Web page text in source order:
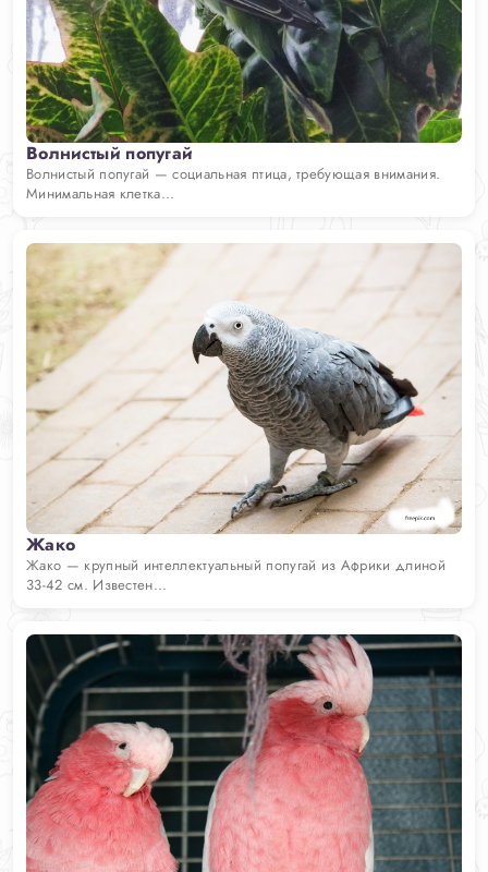
Волнистый попугай
Волнистый попугай — социальная птица, требующая внимания.
Минимальная клетка...
Жако
Жако — крупный интеллектуальный попугай из Африки длиной
33-42 см. Известен...